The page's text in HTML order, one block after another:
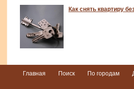
Как снять квартиру
Главная Поиск По городам